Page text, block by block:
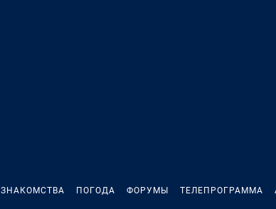
ЗНАКОМСТВА ПОГОДА ФОРУМЫ ТЕЛЕПРОГРАММА